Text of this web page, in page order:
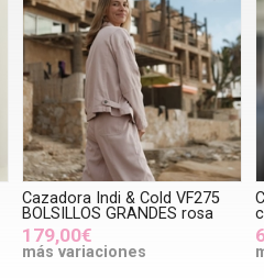
Cazadora Indi & Cold VF275
BOLSILLOS GRANDES rosa
179,00€
más variaciones